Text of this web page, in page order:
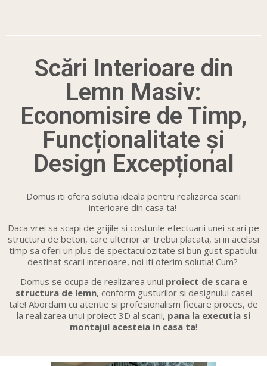
Scări Interioare din
Lemn Masiv:
Economisire de Timp,
Funcționalitate și
Design Excepțional
Domus iti ofera solutia ideala pentru realizarea scarii
interioare din casa ta!
Daca vrei sa scapi de grijile si costurile efectuarii unei scari pe
structura de beton, care ulterior ar trebui placata, si in acelasi
timp sa oferi un plus de spectaculozitate si bun gust spatiului
destinat scarii interioare, noi iti oferim solutia! Cum?
Domus se ocupa de realizarea unui proiect de scara e
structura de lemn, conform gusturilor si designului casei
tale! Abordam cu atentie si profesionalism fiecare proces, de
la realizarea unui proiect 3D al scarii, pana la executia si
montajul acesteia in casa ta!